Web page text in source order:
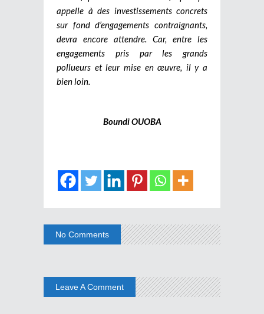
appelle à des investissements concrets
sur fond d’engagements contraignants,
devra encore attendre. Car, entre les
engagements pris par les grands
pollueurs et leur mise en œuvre, il y a
bien loin.
Boundi OUOBA
No Comments
Leave A Comment